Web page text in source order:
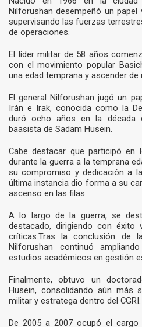
Nilforushan desempeñó un papel
supervisando las fuerzas
de operaciones.
El líder militar de 58 años
con el movimiento popular
una edad temprana y ascender
El general Nilforushan jugó un
Irán e Irak, conocida como la
duró ocho años en la década
baasista de Sadam Husein.
Cabe destacar que participó
durante la guerra a la temprana
su compromiso y dedicación a
última instancia dio forma a su
ascenso en las filas.
A lo largo de la guerra, se
destacado, dirigiendo con éxito
críticas.Tras la conclusión de
Nilforushan continuó
estudios académicos en gestión
Finalmente, obtuvo un
Husein, consolidando aún más
militar y estratega dentro del CGRI.
De 2005 a 2007 ocupó el cargo